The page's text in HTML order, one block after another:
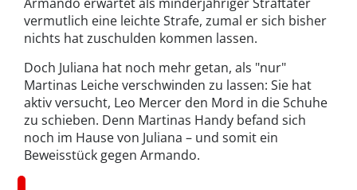
vermutlich eine leichte Strafe, zumal er sich bisher
nichts hat zuschulden kommen lassen.
Doch Juliana hat noch mehr getan, als "nur"
Martinas Leiche verschwinden zu lassen: Sie hat
aktiv versucht, Leo Mercer den Mord in die Schuhe
zu schieben. Denn Martinas Handy befand sich
noch im Hause von Juliana – und somit ein
Beweisstück gegen Armando.